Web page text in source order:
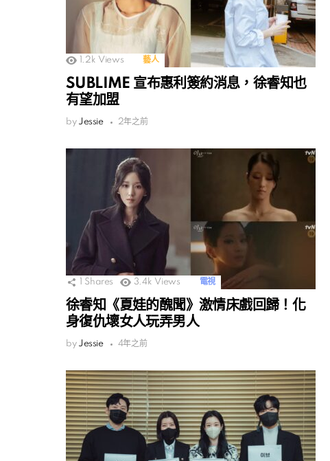
1.2k Views 藝人
SUBLIME 宣布惠利簽約消息，徐睿知也
有望加盟
by Jessie 2年之前
Shares 3.4k Views 電視
徐睿知《夏娃的醜聞》激情床戲回歸！化
身復仇壞女人玩弄男人
by Jessie 4年之前